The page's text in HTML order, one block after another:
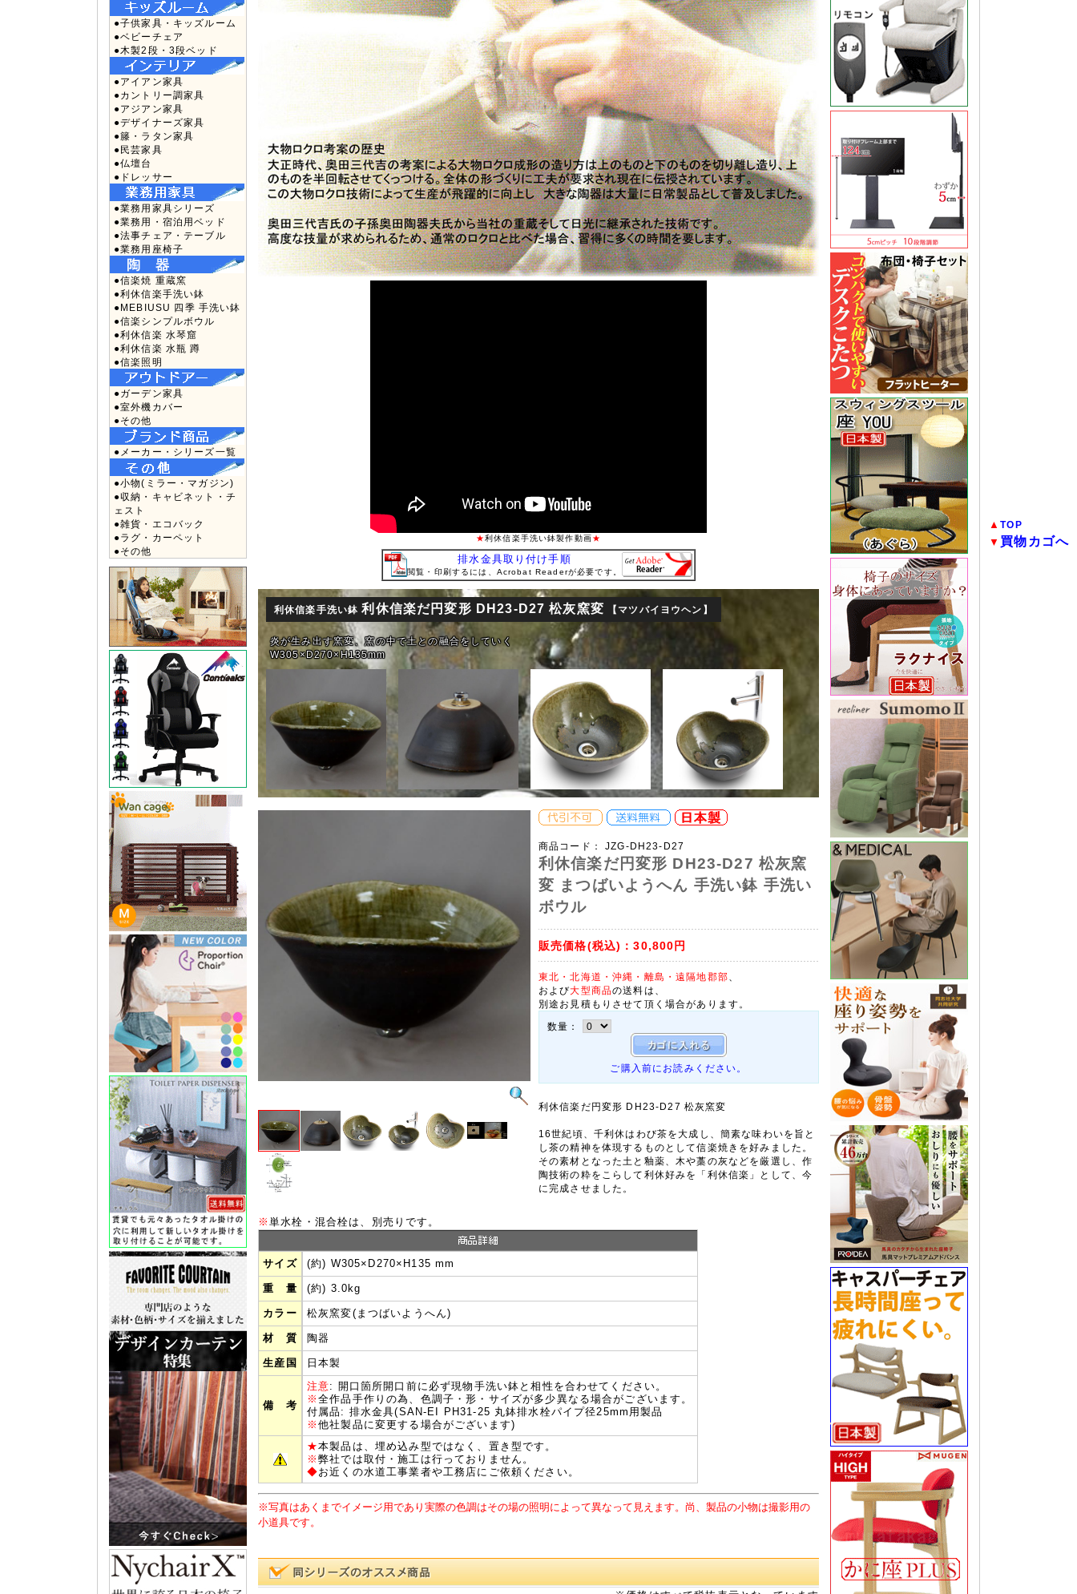
●子供家具・キッズルーム
●ベビーチェア
●木製2段・3段ベッド
●アイアン家具
●カントリー調家具
●アジアン家具
●デザイナーズ家具
●籐・ラタン家具
●民芸家具
●仏壇台
●ドレッサー
●業務用家具シリーズ
●業務用・宿泊用ベッド
●法事チェア・テーブル
●業務用座椅子
●信楽焼 重蔵窯
●利休信楽手洗い鉢
●MEBIUSU 四季 手洗い鉢
●信楽シンプルボウル
●利休信楽 水琴窟
●利休信楽 水瓶 蹲
●信楽照明
●ガーデン家具
●室外機カバー
●その他
●メーカー・シリーズ一覧
●小物(ミラー・マガジン)
●収納・キャビネット・チ
ェスト
●雑貨・エコバック
●ラグ・カーペット
●その他
★利休信楽手洗い鉢製作動画★
排水金具取り付け手順
閲覧・印刷するには、Acrobat Readerが必要です。
利休信楽手洗い鉢利休信楽だ円変形 DH23-D27 松灰窯変 【マツバイヨウヘン】
炎が生み出す窯変、窯の中で土との融合をしていく
W305×D270×H135mm
商品コード： JZG-DH23-D27
利休信楽だ円変形 DH23-D27 松灰窯
変 まつばいようへん 手洗い鉢 手洗い
ボウル
販売価格(税込)：30,800円
東北・北海道・沖縄・離島・遠隔地郡部
および大型商品の送料は、
別途お見積もりさせて頂く場合があります。
数量：
ご購入前にお読みください。
利休信楽だ円変形 DH23-D27 松灰窯変
16世紀頃、千利休はわび茶を大成し、簡素な味わいを旨と
し茶の精神を体現するものとして信楽焼きを好みました。
その素材となった土と釉薬、木や藁の灰などを厳選し、作
陶技術の粋をこらして利休好みを「利休信楽」として、今
に完成させました。
※単水栓・混合栓は、別売りです。
サイズ (約) W305×D270×H135 mm
重 量 (約) 3.0kg
カラー 松灰窯変(まつばいようへん)
材 質 陶器
生産国 日本製
備 考
注意: 開口箇所開口前に必ず現物手洗い鉢と相性を合わせてください。
※全作品手作りの為、色調子・形・サイズが多少異なる場合がございます。
付属品: 排水金具(SAN-EI PH31-25 丸鉢排水栓パイプ径25mm用製品
※他社製品に変更する場合がございます)
★本製品は、埋め込み型ではなく、置き型です。
※弊社では取付・施工は行っておりません。
◆お近くの水道工事業者や工務店にご依頼ください。
※写真はあくまでイメージ用であり実際の色調はその場の照明によって異なって見えます。尚、製品の小物は撮影用の
小道具です。
▲TOP
▼ 買物カゴへ